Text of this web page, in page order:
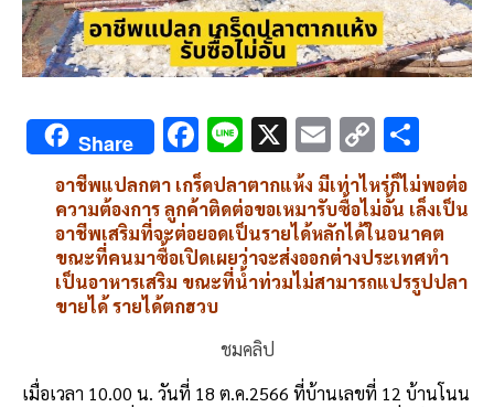
Share F
ac
e
b
o
o
Li
n
e
X E
m
ai
l
C
o
py
Li
n
h
ar
e
อาชีพแปลกตา เกร็ดปลาตากแห้ง มีเท่าไหร่ก็ไม่พอต่อ
ความต้องการ ลูกค้าติดต่อขอเหมารับซื้อไม่อั้น เล็งเป็น
อาชีพเสริมที่จะต่อยอดเป็นรายได้หลักได้ในอนาคต
ขณะที่คนมาซื้อเปิดเผยว่าจะส่งออกต่างประเทศทำ
เป็นอาหารเสริม ขณะที่น้ำท่วมไม่สามารถแปรรูปปลา
ขายได้ รายได้ตกฮวบ
ชมคลิป
เมื่อเวลา 10.00 น. วันที่ 18 ต.ค.2566 ที่บ้านเลขที่ 12 บ้านโนน